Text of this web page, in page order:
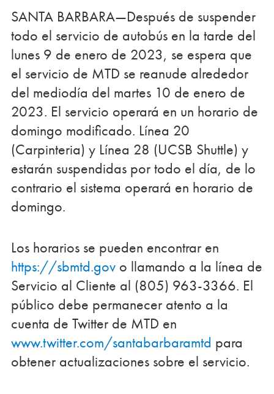
SANTA BARBARA—Después de suspender
todo el servicio de autobús en la tarde del
lunes 9 de enero de 2023, se espera que
el servicio de MTD se reanude alrededor
del mediodía del martes 10 de enero de
2023. El servicio operará en un horario de
domingo modificado. Línea 20
(Carpinteria) y Línea 28 (UCSB Shuttle) y
estarán suspendidas por todo el día, de lo
contrario el sistema operará en horario de
domingo.
Los horarios se pueden encontrar en
https://sbmtd.gov o llamando a la línea de
Servicio al Cliente al (805) 963-3366. El
público debe permanecer atento a la
cuenta de Twitter de MTD en
www.twitter.com/santabarbaramtd para
obtener actualizaciones sobre el servicio.